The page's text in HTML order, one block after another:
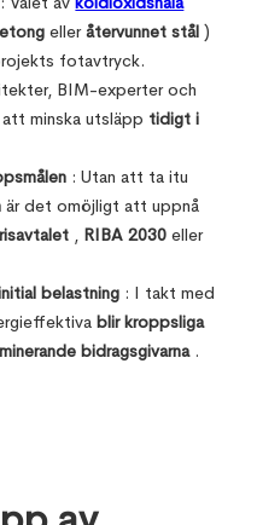
elleråtervunnet stål )
fotavtryck.
BIM-experter och
minska utsläpp tidigt i
: Utan att ta itu
är det omöjligt att uppnå
, RIBA 2030 eller
belastning : I takt med
blir kroppsliga
bidragsgivarna.